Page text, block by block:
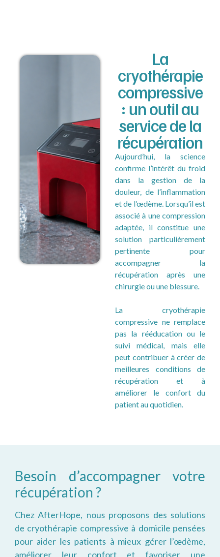
La
cryothérapie
compressive
: un outil au
service de la
récupération
Aujourd’hui, la science
confirme l’intérêt du froid
dans la gestion de la
douleur, de l’inflammation
et de l’œdème. Lorsqu’il est
associé à une compression
adaptée, il constitue une
solution particulièrement
pertinente pour
accompagner la
récupération après une
chirurgie ou une blessure.
La cryothérapie
compressive ne remplace
pas la rééducation ou le
suivi médical, mais elle
peut contribuer à créer de
meilleures conditions de
récupération et à
améliorer le confort du
patient au quotidien.
Besoin d’accompagner votre
récupération ?
Chez AfterHope, nous proposons des solutions
de cryothérapie compressive à domicile pensées
pour aider les patients à mieux gérer l’œdème,
améliorer leur confort et favoriser une